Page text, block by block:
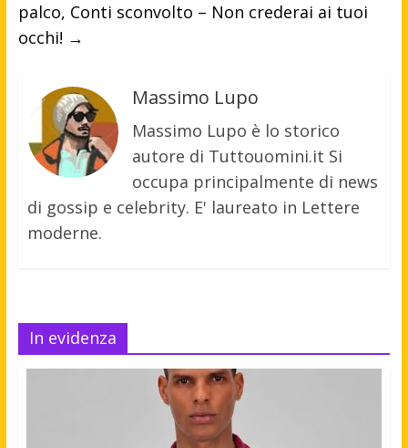
palco, Conti sconvolto – Non crederai ai tuoi
occhi! →
Massimo Lupo
Massimo Lupo è lo storico
autore di Tuttouomini.it Si
occupa principalmente di news
di gossip e celebrity. E' laureato in Lettere
moderne.
In evidenza